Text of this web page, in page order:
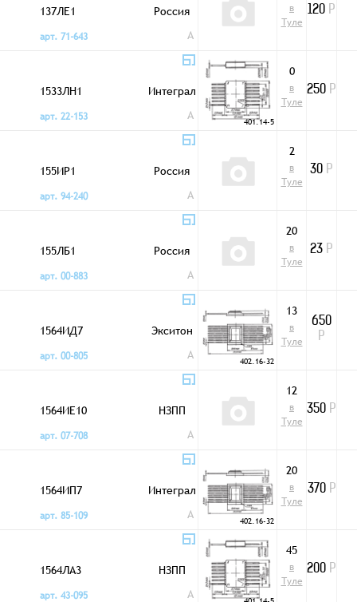
137ЛЕ1
Россия
арт. 71-643
A
в
Туле
120 Р
1533ЛН1
Интеграл
арт. 22-153
A 401.14-5
0
в
Туле
250 Р
155ИР1
Россия
арт. 94-240
A
2
в
Туле
30 Р
155ЛБ1
Россия
арт. 00-883
A
20
в
Туле
23 Р
1564ИД7
Экситон
арт. 00-805
A 402.16-32
13
в
Туле
650
Р
1564ИЕ10
НЗПП
арт. 07-708
A
12
в
Туле
350 Р
1564ИП7
Интеграл
арт. 85-109
A 402.16-32
20
в
Туле
370 Р
1564ЛА3
НЗПП
арт. 43-095
A
45
в
Туле
200 Р